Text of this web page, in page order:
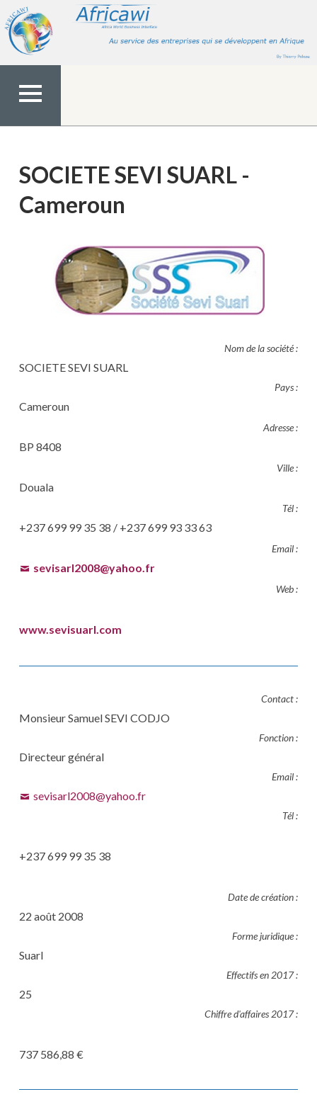
contenu
MENU
SOCIETE SEVI SUARL -
Cameroun
Nom de la société :
SOCIETE SEVI SUARL
Pays :
Cameroun
Adresse :
BP 8408
Ville :
Douala
Tél :
+237 699 99 35 38 / +237 699 93 33 63
Email :
sevisarl2008@yahoo.fr
Web :
www.sevisuarl.com
Contact :
Monsieur Samuel SEVI CODJO
Fonction :
Directeur général
Email :
sevisarl2008@yahoo.fr
Tél :
+237 699 99 35 38
Date de création :
22 août 2008
Forme juridique :
Suarl
Effectifs en 2017 :
25
Chiffre d'affaires 2017 :
737 586,88 €